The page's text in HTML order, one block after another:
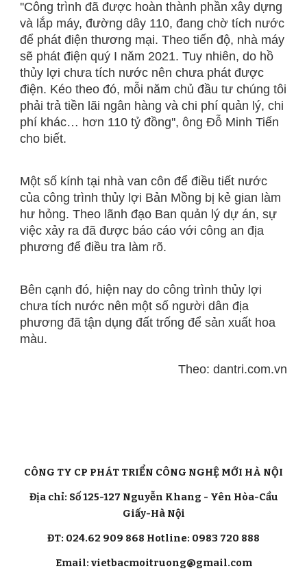
''Công trình đã được hoàn thành phần xây dựng
và lắp máy, đường dây 110, đang chờ tích nước
để phát điện thương mại. Theo tiến độ, nhà máy
sẽ phát điện quý I năm 2021. Tuy nhiên, do hồ
thủy lợi chưa tích nước nên chưa phát được
điện. Kéo theo đó, mỗi năm chủ đầu tư chúng tôi
phải trả tiền lãi ngân hàng và chi phí quản lý, chi
phí khác… hơn 110 tỷ đồng'', ông Đỗ Minh Tiến
cho biết.
Một số kính tại nhà van côn để điều tiết nước
của công trình thủy lợi Bản Mồng bị kẻ gian làm
hư hỏng. Theo lãnh đạo Ban quản lý dự án, sự
việc xảy ra đã được báo cáo với công an địa
phương để điều tra làm rõ.
Bên cạnh đó, hiện nay do công trình thủy lợi
chưa tích nước nên một số người dân địa
phương đã tận dụng đất trống để sản xuất hoa
màu.
Theo: dantri.com.vn
CÔNG TY CP PHÁT TRIỂN CÔNG NGHỆ MỚI HÀ NỘI
Địa chỉ: Số 125-127 Nguyễn Khang - Yên Hòa-Cầu
Giấy-Hà Nội
ĐT: 024.62 909 868 Hotline: 0983 720 888
Email: vietbacmoitruong@gmail.com